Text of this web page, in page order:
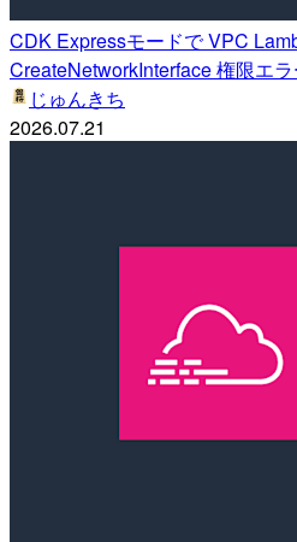
CDK Expressモードで VPC
CreateNetworkInterface 権限エ
じゅんきち
2026.07.21